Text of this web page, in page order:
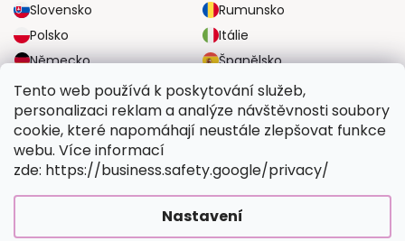
Tento web používá k poskytování služeb,
personalizaci reklam a analýze návštěvnosti soubory
cookie, které napomáhají neustále zlepšovat funkce
webu. Více informací
zde: https://business.safety.google/privacy/
Nastavení
Slovensko
Rumunsko
Polsko
Itálie
Německo
Španělsko
Velká Británie
Rakousko
SPOLEHLIVÉ MOŽNOSTI DOPRAVY
BEZPEČNÉ MOŽNOSTI PLATBY